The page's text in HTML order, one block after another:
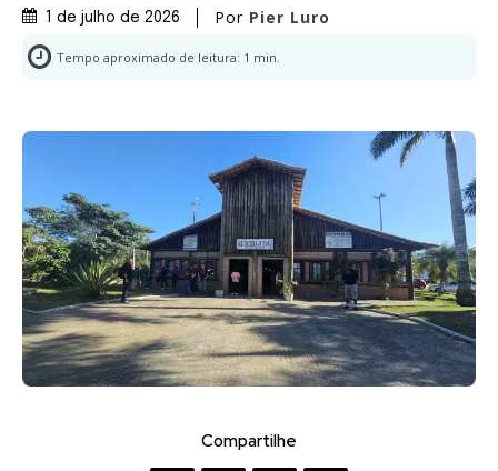
1 de julho de 2026 Por Pier Luro
Tempo aproximado de leitura: 1 min.
Compartilhe